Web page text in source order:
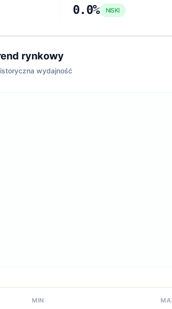
0.0% NISKI
rynkowy
wydajność
MIN